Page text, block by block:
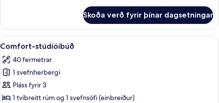
-
svefnherbergi
svalir
Skoða verð fyrir þínar dagsetningar
Skoða
allar
myndir
fyrir
Comfort-
stúdíóíbúð
Comfort-stúdíóíbúð |
9
Comfort-stúdíóíbúð
40 fermetrar
1 svefnherbergi
Pláss fyrir 3
1 tvíbreitt rúm og 1 svefnsófi (einbreiður)